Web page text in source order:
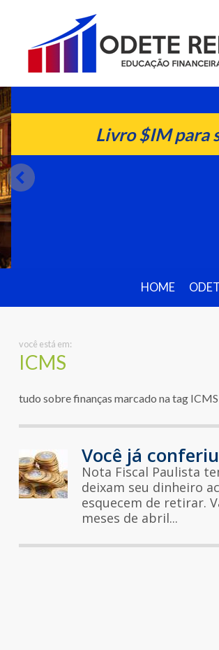
Livro $IM para
HOME
você está em:
ICMS
tudo sobre finanças marcado na tag ICMS
Você já
Nota Fiscal Paulista
deixam seu dinheiro
esquecem de retirar.
meses de abril...